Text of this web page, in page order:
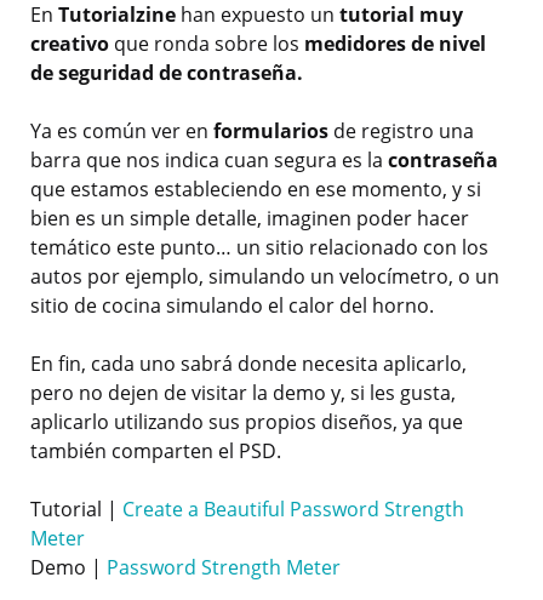
En Tutorialzine han expuesto un tutorial muy
creativo que ronda sobre los medidores de nivel
de seguridad de contraseña.
Ya es común ver en formularios de registro una
barra que nos indica cuan segura es la contraseña
que estamos estableciendo en ese momento, y si
bien es un simple detalle, imaginen poder hacer
temático este punto… un sitio relacionado con los
autos por ejemplo, simulando un velocímetro, o un
sitio de cocina simulando el calor del horno.
En fin, cada uno sabrá donde necesita aplicarlo,
pero no dejen de visitar la demo y, si les gusta,
aplicarlo utilizando sus propios diseños, ya que
también comparten el PSD.
Tutorial | Create a Beautiful Password Strength
Meter
Demo | Password Strength Meter